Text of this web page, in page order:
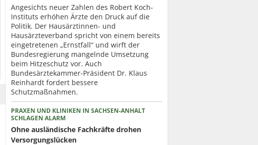
Angesichts neuer Zahlen des Robert Koch-
Instituts erhöhen Ärzte den Druck auf die
Politik. Der Hausärztinnen- und
Hausärzteverband spricht von einem bereits
eingetretenen „Ernstfall“ und wirft der
Bundesregierung mangelnde Umsetzung
beim Hitzeschutz vor. Auch
Bundesärztekammer-Präsident Dr. Klaus
Reinhardt fordert bessere
Schutzmaßnahmen.
PRAXEN UND KLINIKEN IN SACHSEN-ANHALT
SCHLAGEN ALARM
Ohne ausländische Fachkräfte drohen
Versorgungslücken